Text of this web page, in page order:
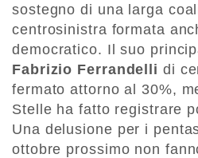
sostegno di una larga
centrosinistra formata
democratico. Il suo
Fabrizio Ferrandelli di
fermato attorno al 30%,
Stelle ha fatto registrare
Una delusione per i
ottobre prossimo non